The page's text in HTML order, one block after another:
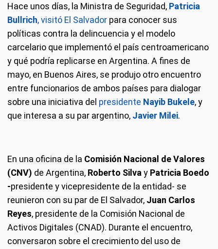
Hace unos días, la Ministra de Seguridad, Patricia
Bullrich, visitó El Salvador para conocer sus
políticas contra la delincuencia y el modelo
carcelario que implementó el país centroamericano
y qué podría replicarse en Argentina. A fines de
mayo, en Buenos Aires, se produjo otro encuentro
entre funcionarios de ambos países para dialogar
sobre una iniciativa del presidente Nayib Bukele, y
que interesa a su par argentino, Javier Milei.
En una oficina de la Comisión Nacional de Valores
(CNV) de Argentina, Roberto Silva y Patricia Boedo
-presidente y vicepresidente de la entidad- se
reunieron con su par de El Salvador, Juan Carlos
Reyes, presidente de la Comisión Nacional de
Activos Digitales (CNAD). Durante el encuentro,
conversaron sobre el crecimiento del uso de